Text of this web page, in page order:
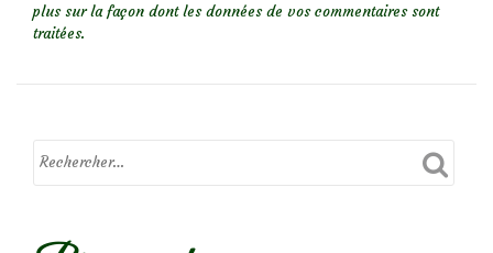
plus sur la façon dont les données de vos commentaires sont
traitées.